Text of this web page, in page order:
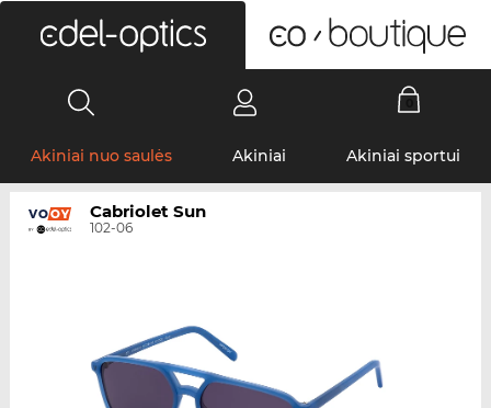
Akiniai nuo saulės Akiniai Akiniai sportui
Cabriolet Sun
102-06